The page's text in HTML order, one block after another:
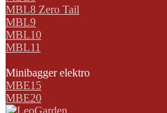
MBL8 Zero Tail
MBL9
MBL10
MBL11
Minibagger elektro
MBE15
MBE20